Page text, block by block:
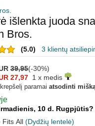
išlenkta juoda
Bros.
(5.0) 3 klientų
39,95(-30%)
27,97 1 x medis
paramai atsodinti
10 d. Rugpjūtis?
Fits All (Dydžių lentelė)